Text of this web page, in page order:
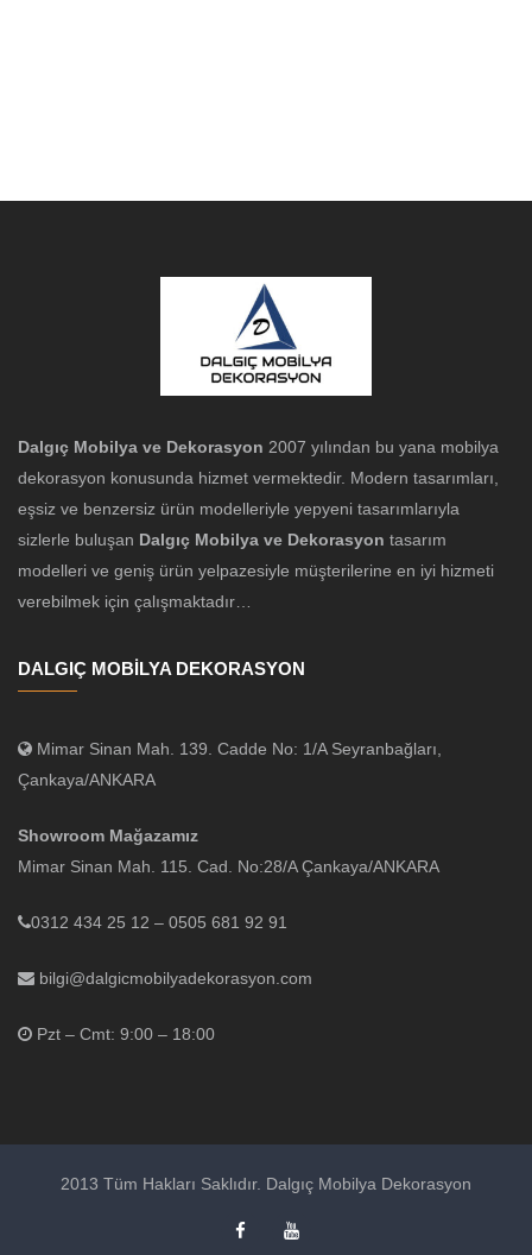
Dalgıç Mobilya ve Dekorasyon 2007 yılından bu yana mobilya
dekorasyon konusunda hizmet vermektedir. Modern tasarımları,
eşsiz ve benzersiz ürün modelleriyle yepyeni tasarımlarıyla
sizlerle buluşan Dalgıç Mobilya ve Dekorasyon tasarım
modelleri ve geniş ürün yelpazesiyle müşterilerine en iyi hizmeti
verebilmek için çalışmaktadır…
DALGIÇ MOBİLYA DEKORASYON
Mimar Sinan Mah. 139. Cadde No: 1/A Seyranbağları,
Çankaya/ANKARA
Showroom Mağazamız
Mimar Sinan Mah. 115. Cad. No:28/A Çankaya/ANKARA
0312 434 25 12 – 0505 681 92 91
bilgi@dalgicmobilyadekorasyon.com
Pzt – Cmt: 9:00 – 18:00
2013 Tüm Hakları Saklıdır. Dalgıç Mobilya Dekorasyon